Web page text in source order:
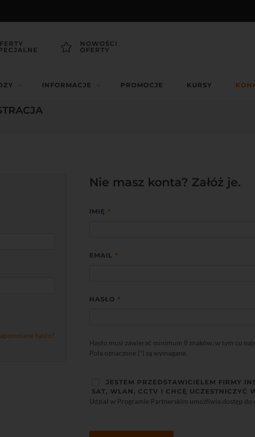
NOWOŚCI
OFERTY
INFORMACJE PROMOCJE KURSY
hasło?
Nie masz konta? Załóż je.
IMIĘ *
EMAIL *
HASŁO *
Hasło musi zawierać minimum 8 znaków, w tym co
Pola oznaczone (*) są wymagane.
JESTEM PRZEDSTAWICIELEM FIRMY
SAT, WLAN, CCTV I CHCĘ UCZESTNICZYĆ
Udział w Programie Partnerskim umożliwia dostęp do